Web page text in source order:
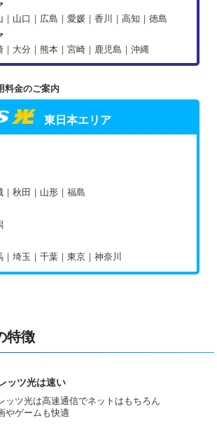
｜山口｜広島｜愛媛｜香川｜高知｜徳島
｜大分｜熊本｜宮崎｜鹿児島｜沖縄
料金のご案内
東日本エリア
秋田｜山形｜福島
埼玉｜千葉｜東京｜神奈川
特徴
ッツ光は速い
ッツ光は高速通信でネットはもちろん
やゲームも快適